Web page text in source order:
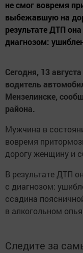
не смог вовремя
выбежавшую на
результате ДТП
диагнозом:
Сегодня, 13
водитель
Мензелинске,
района.
Мужчина в
вовремя
дорогу женщину и
В результате ДТП
с диагнозом:
ссадина
в алкогольном
Следите за